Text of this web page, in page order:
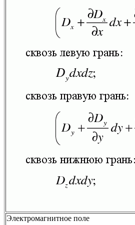
Электромагнитное поле